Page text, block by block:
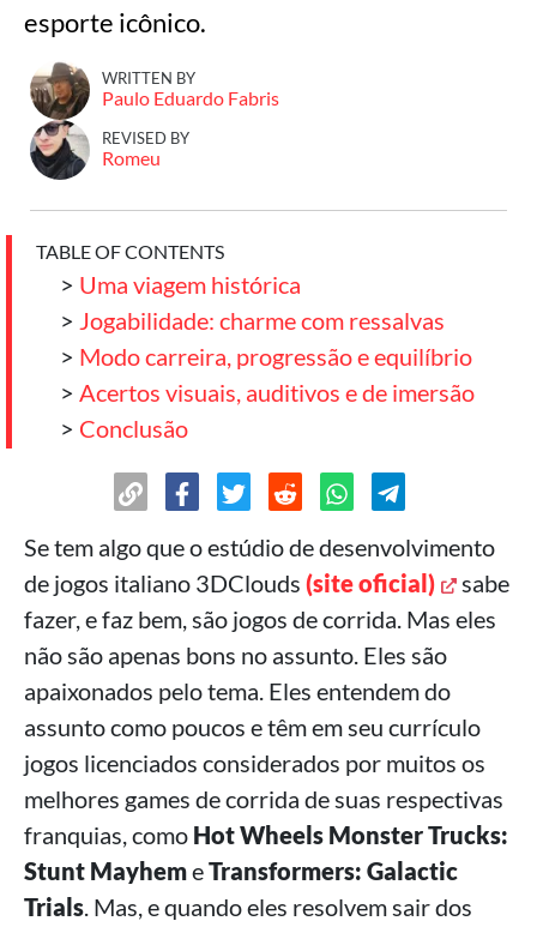
esporte icônico.
WRITTEN BY
Paulo Eduardo Fabris
REVISED BY
Romeu
TABLE OF CONTENTS
> Uma viagem histórica
> Jogabilidade: charme com ressalvas
> Modo carreira, progressão e equilíbrio
> Acertos visuais, auditivos e de imersão
> Conclusão
Se tem algo que o estúdio de desenvolvimento
de jogos italiano 3DClouds (site oficial)
sabe
fazer, e faz bem, são jogos de corrida. Mas eles
não são apenas bons no assunto. Eles são
apaixonados pelo tema. Eles entendem do
assunto como poucos e têm em seu currículo
jogos licenciados considerados por muitos os
melhores games de corrida de suas respectivas
franquias, como Hot Wheels Monster Trucks:
Stunt MayhemeTransformers: Galactic
Trials. Mas, e quando eles resolvem sair dos